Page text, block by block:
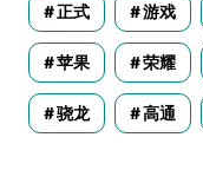
正式 游戏
苹果 荣耀
骁龙 高通